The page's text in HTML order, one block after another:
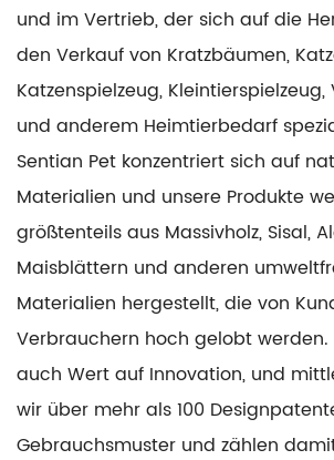
und im Vertrieb, der sich auf die
den Verkauf von Kratzbäumen,
Katzenspielzeug,
und anderem Heimtierbedarf
Sentian Pet konzentriert sich auf
Materialien und unsere Produkte
größtenteils aus Massivholz, Sisal,
Maisblättern und anderen
Materialien hergestellt, die von
Verbrauchern hoch gelobt werden.
auch Wert auf Innovation, und
wir über mehr als 100
Gebrauchsmuster und zählen